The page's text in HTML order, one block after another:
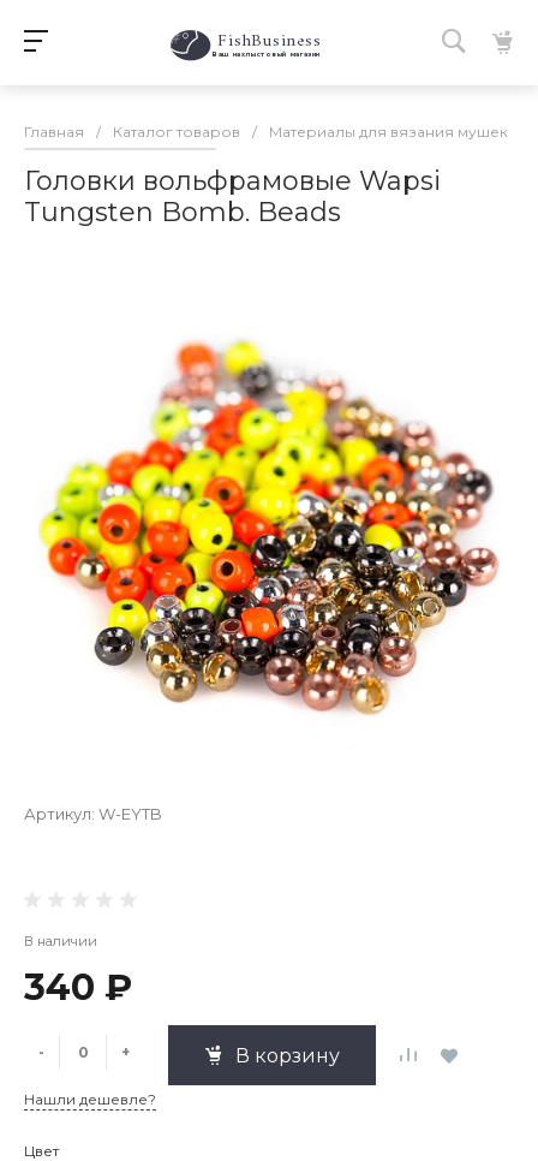
FishBusiness
Ваш нахлыстовый магазин
Главная / Каталог товаров / Материалы для вязания мушек
Головки вольфрамовые Wapsi
Tungsten Bomb. Beads
Артикул: W-EYTB
В наличии
340 ₽
- + В корзину
Нашли дешевле?
Цвет